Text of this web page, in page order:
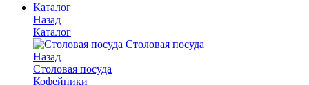
Каталог
Назад
Каталог
Столовая посуда
Назад
Столовая посуда
Кофейники